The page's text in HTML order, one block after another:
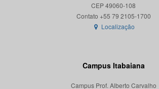
CEP 49060-108
Localização
Campus Itabaiana
Campus Prof. Alberto Carvalho